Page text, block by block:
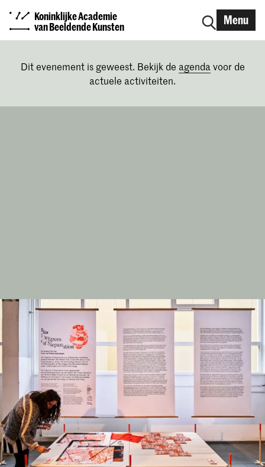
Koninklijke Academie
van Beeldende Kunsten
Menu
Dit evenement is geweest. Bekijk de agenda voor de
actuele activiteiten.